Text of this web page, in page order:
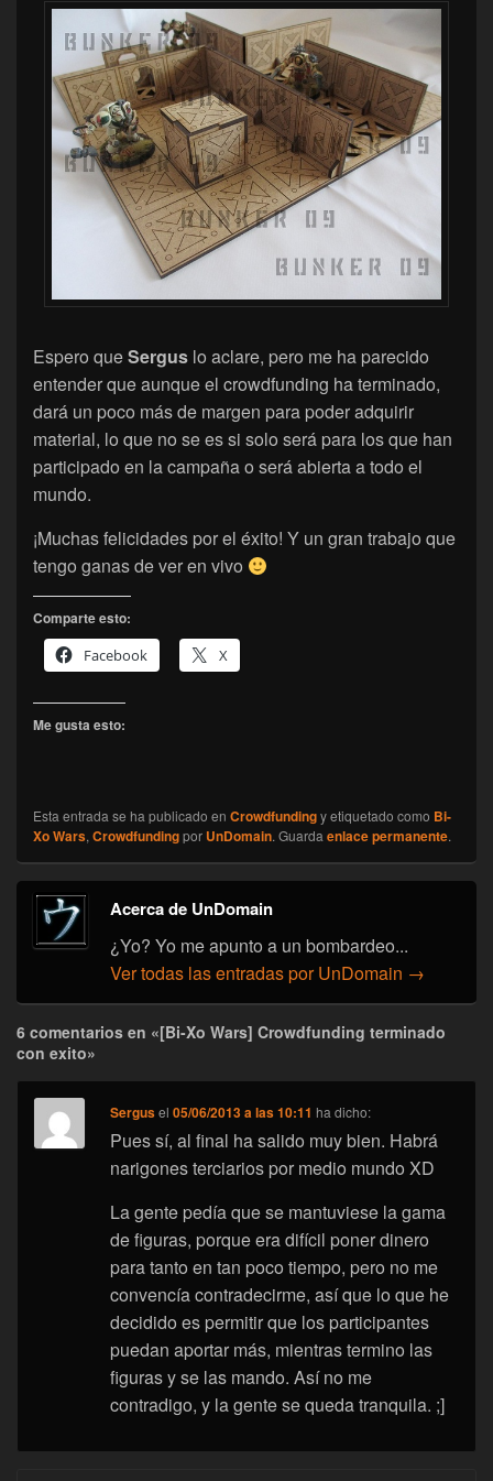
Espero queSergus lo aclare, pero me ha parecido
entender que aunque el crowdfunding ha terminado,
dará un poco más de margen para poder adquirir
material, lo que no se es si solo será para los que han
participado en la campaña o será abierta a todo el
mundo.
¡Muchas felicidades por el éxito! Y un gran trabajo que
tengo ganas de ver en vivo
Comparte esto:
Facebook
X
Me gusta esto:
Esta entrada se ha publicado en Crowdfundingy etiquetado como Bi-
Xo Wars,Crowdfundingpor UnDomain. Guardaenlace permanente.
Acerca de UnDomain
¿Yo? Yo me apunto a un bombardeo...
Ver todas las entradas por UnDomain →
6 comentarios en «[Bi-Xo Wars] Crowdfunding terminado
con exito»
Sergusel05/06/2013 a las 10:11 ha dicho:
Pues sí, al final ha salido muy bien. Habrá
narigones terciarios por medio mundo XD
La gente pedía que se mantuviese la gama
de figuras, porque era difícil poner dinero
para tanto en tan poco tiempo, pero no me
convencía contradecirme, así que lo que he
decidido es permitir que los participantes
puedan aportar más, mientras termino las
figuras y se las mando. Así no me
contradigo, y la gente se queda tranquila. ;]